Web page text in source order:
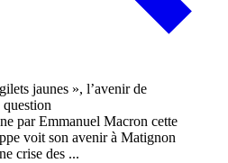
par Emmanuel Macron cette
voit son avenir à Matignon
crise des ...